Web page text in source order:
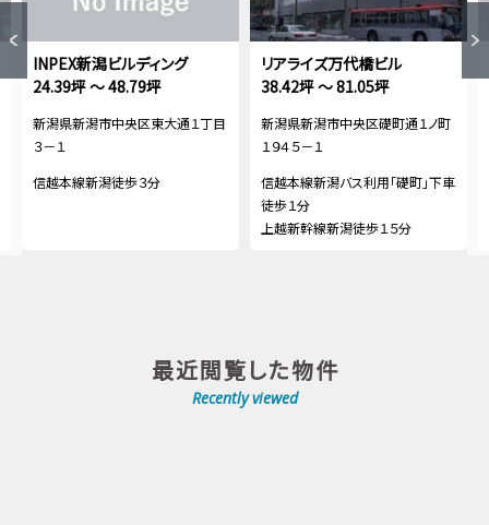
INPEX新潟ビルディング
24.39坪 ～ 48.79坪
新潟県新潟市中央区東大通１丁目
３－１
信越本線新潟徒歩３分
リアライズ万代橋ビル
38.42坪 ～ 81.05坪
新潟県新潟市中央区礎町通１ノ町
１９４５－１
信越本線新潟バス利用「礎町」下車
徒歩１分
上越新幹線新潟徒歩１５分
最近閲覧した物件
Recently viewed